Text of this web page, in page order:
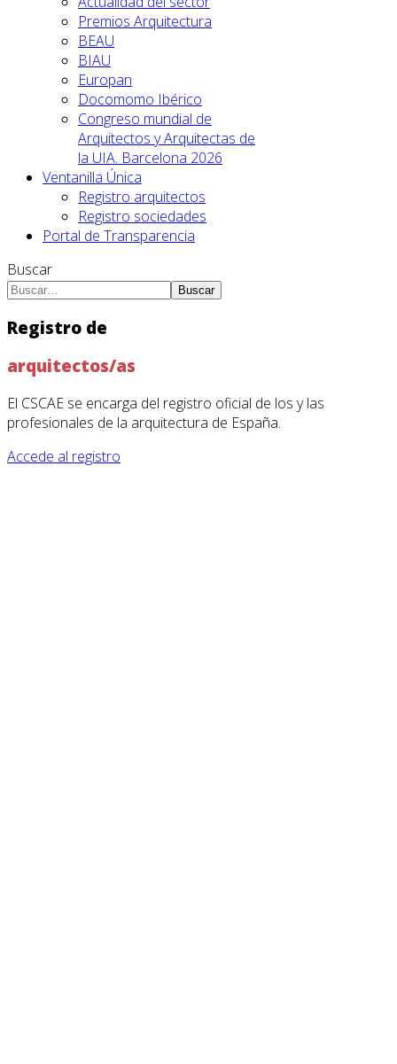
Premios Arquitectura
BEAU
BIAU
Europan
Docomomo Ibérico
Congreso mundial de
Arquitectos y Arquitectas de
la UIA. Barcelona 2026
Ventanilla Única
Registro arquitectos
Registro sociedades
Portal de Transparencia
Buscar
Buscar
Registro de
arquitectos/as
El CSCAE se encarga del registro oficial de los y las
profesionales de la arquitectura de España.
Accede al registro